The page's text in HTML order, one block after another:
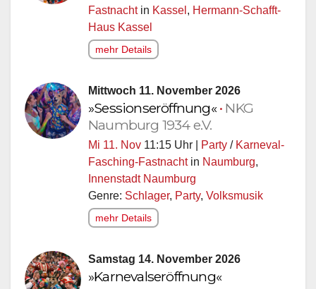
Fastnachtin Kassel , Hermann-Schafft-
Haus Kassel
mehr Details
Mittwoch 11. November 2026
»Sessionseröffnung«• NKG
Naumburg 1934 e.V.
Mi 11. Nov 11:15 Uhr | Party / Karneval-
Fasching-Fastnachtin Naumburg,
Innenstadt Naumburg
Genre: Schlager, Party, Volksmusik
mehr Details
Samstag 14. November 2026
»Karnevalseröffnung«